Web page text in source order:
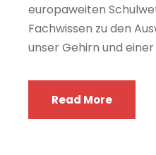
europaweiten
Fachwissen zu den
unser Gehirn und
Read More